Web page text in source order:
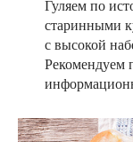
Гуляем по
старинными
с высокой
Рекомендуем